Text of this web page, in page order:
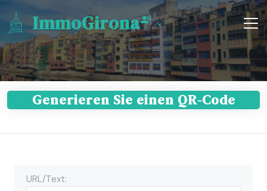
ImmoGirona
Generieren Sie einen QR-Code
URL/Text: